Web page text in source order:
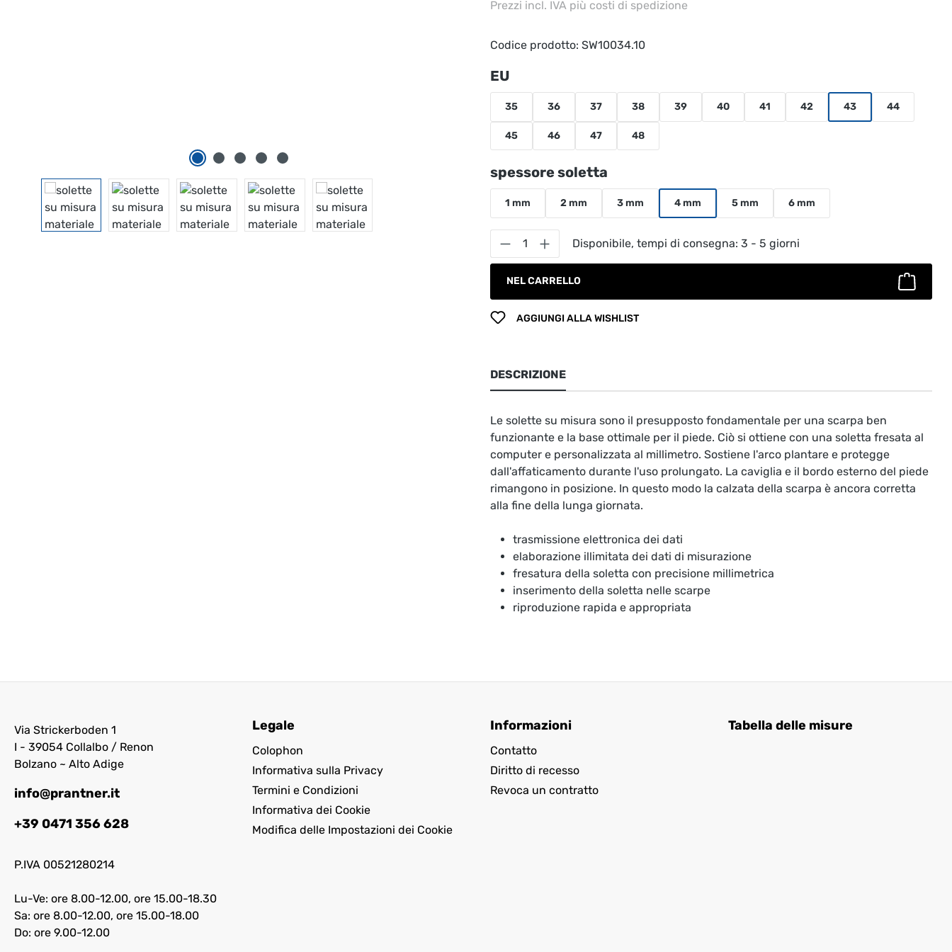
Prezzi incl. IVA più costi di spedizione
Codice prodotto: SW10034.10
Seleziona
EU
35 36 37 38 39 40 41 42 43 44
45 46 47 48
Seleziona
spessore soletta
1 mm 2 mm 3 mm 4 mm 5 mm 6 mm
Quantità del prodotto: inserisci la quantità desiderata o
Disponibile, tempi di consegna: 3 - 5 giorni
NEL CARRELLO
AGGIUNGI ALLA WISHLIST
DESCRIZIONE
Le solette su misura sono il presupposto fondamentale per una scarpa ben
funzionante e la base ottimale per il piede. Ciò si ottiene con una soletta fresata al
computer e personalizzata al millimetro. Sostiene l'arco plantare e protegge
dall'affaticamento durante l'uso prolungato. La caviglia e il bordo esterno del piede
rimangono in posizione. In questo modo la calzata della scarpa è ancora corretta
alla fine della lunga giornata.
trasmissione elettronica dei dati
elaborazione illimitata dei dati di misurazione
fresatura della soletta con precisione millimetrica
inserimento della soletta nelle scarpe
riproduzione rapida e appropriata
Via Strickerboden 1
I - 39054 Collalbo / Renon
Bolzano ~ Alto Adige
info@prantner.it
+39 0471 356 628
P.IVA 00521280214
Lu-Ve: ore 8.00-12.00, ore 15.00-18.30
Sa: ore 8.00-12.00, ore 15.00-18.00
Do: ore 9.00-12.00
Legale
Colophon
Informativa sulla Privacy
Termini e Condizioni
Informativa dei Cookie
Modifica delle Impostazioni dei Cookie
Informazioni
Contatto
Diritto di recesso
Revoca un contratto
Tabella delle misure